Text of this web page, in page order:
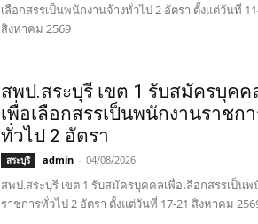
เลือกสรรเป็นพนักงานจ้างทั่วไป 2 อัตรา ตั้งแต่วันที่
สิงหาคม 2569
สพป.สระบุรี เขต 1 รับสมัครบุคค
เพื่อเลือกสรรเป็นพนักงานราชก
ทั่วไป 2 อัตรา
สระบุรี admin - 04/08/2026
สพป.สระบุรี เขต 1 รับสมัครบุคคลเพื่อเลือกสรรเป็นพ
ราชการทั่วไป 2 อัตรา ตั้งแต่วันที่ 17-21 สิงหาคม